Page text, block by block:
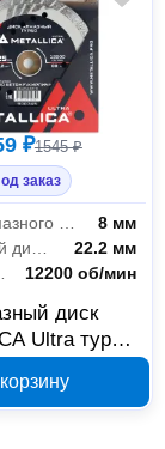
₽1545 ₽
заказ
Высота алмазного слоя
8 мм
Посадочный диаметр
22.2 мм
12200 об/мин
диск
Ultra турбо